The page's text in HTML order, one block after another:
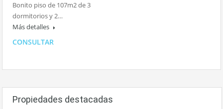
Bonito piso de 107m2 de 3
dormitorios y 2…
Más detalles
CONSULTAR
Propiedades destacadas